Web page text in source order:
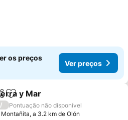
os preços
Ver preços
Adicionar aos favoritos
y Mar
/
Pontuação não disponível
Montañita, a 3.2 km de Olón